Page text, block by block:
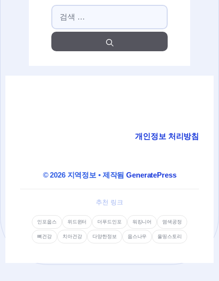
검색:
개인정보 처리방침
© 2026 지역정보 • 제작됨GeneratePress
추천 링크
인포웁스 위드윈터 더푸드인포 워킹니어 염색공정
뼈건강 치아건강 다양한정보 웁스나우 올띵스토리